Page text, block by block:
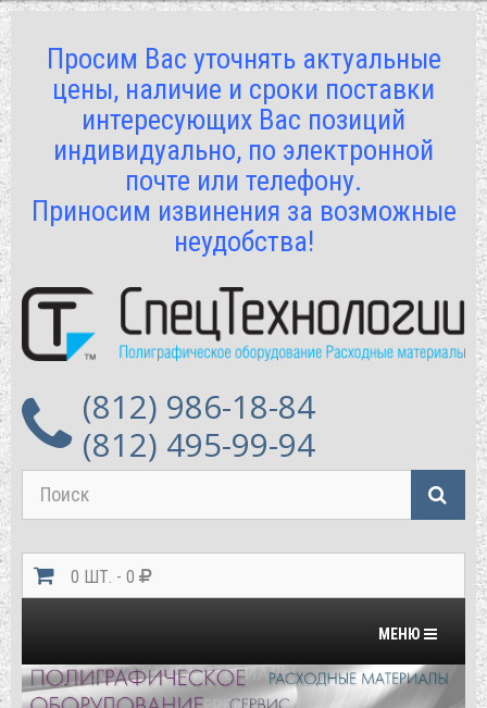
Просим Вас уточнять актуальные
цены, наличие и сроки поставки
интересующих Вас позиций
индивидуально, по электронной
почте или телефону.
Приносим извинения за возможные
неудобства!
(812) 986-18-84
(812) 495-99-94
0 ШТ. - 0
Переключить
МЕНЮ